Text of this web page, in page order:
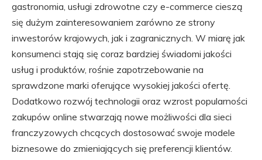
gastronomia, usługi zdrowotne czy e-commerce cieszą
się dużym zainteresowaniem zarówno ze strony
inwestorów krajowych, jak i zagranicznych. W miarę jak
konsumenci stają się coraz bardziej świadomi jakości
usług i produktów, rośnie zapotrzebowanie na
sprawdzone marki oferujące wysokiej jakości ofertę.
Dodatkowo rozwój technologii oraz wzrost popularności
zakupów online stwarzają nowe możliwości dla sieci
franczyzowych chcących dostosować swoje modele
biznesowe do zmieniających się preferencji klientów.